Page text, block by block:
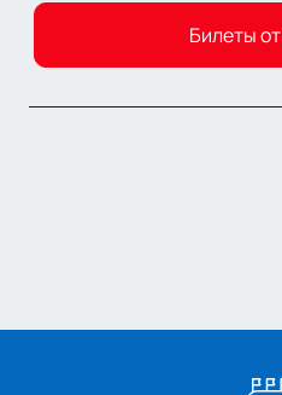
Билеты от